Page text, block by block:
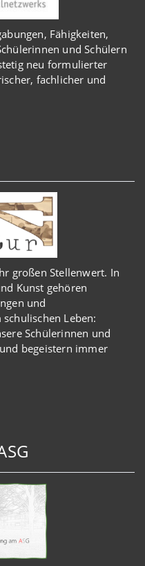
Fähigkeiten,
und Schülern
neu formulierter
fachlicher und
großen Stellenwert. In
Kunst gehören
und
Leben:
Schülerinnen und
begeistern immer